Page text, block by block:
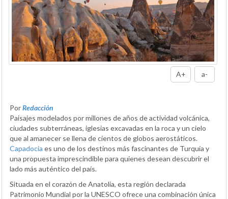
A+ a-
PorRedacción
Paisajes modelados por millones de años de actividad volcánica,
ciudades subterráneas, iglesias excavadas en la roca y un cielo
que al amanecer se llena de cientos de globos aerostáticos.
Capadocia es uno de los destinos más fascinantes de Turquía y
una propuesta imprescindible para quienes desean descubrir el
lado más auténtico del país.
Situada en el corazón de Anatolia, esta región declarada
Patrimonio Mundial por la UNESCO ofrece una combinación única